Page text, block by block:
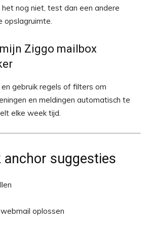
nog niet, test dan een andere
opslagruimte.
Ziggo mailbox
gebruik regels of filters om
en meldingen automatisch te
elke week tijd.
anchor suggesties
oplossen